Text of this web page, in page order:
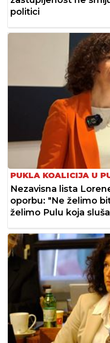
politici
PUKLA KOALICIJA U
Nezavisna lista
oporbu: "Ne želimo
želimo Pulu koja